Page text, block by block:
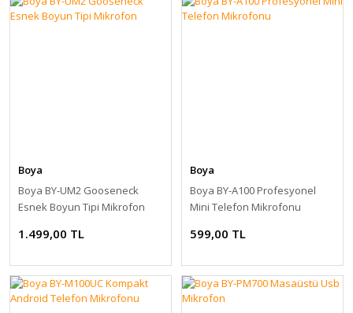
Boya
Boya BY-UM2 Gooseneck
Esnek Boyun Tipi Mikrofon
1.499,00 TL
Boya
Boya BY-A100 Profesyonel
Mini Telefon Mikrofonu
599,00 TL